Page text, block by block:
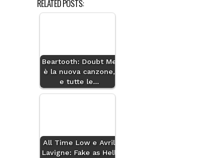
RELATED POSTS:
Beartooth: Doubt Me
è la nuova canzone,
e tutte le…
All Time Low e Avril
Lavigne: Fake as Hell